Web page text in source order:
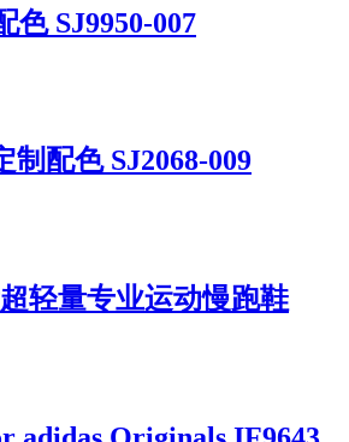
SJ9950-007
配色 SJ2068-009
轻量专业运动慢跑鞋